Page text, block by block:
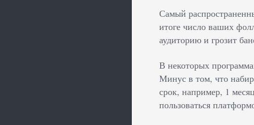
Самый
итоге число ваших
аудиторию и грозит
В некоторых
Минус в том, что
срок, например, 1
пользоваться